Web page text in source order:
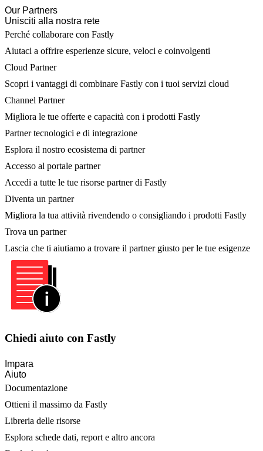
Our Partners
Unisciti alla nostra rete
Perché collaborare con Fastly
Aiutaci a offrire esperienze sicure, veloci e coinvolgenti
Cloud Partner
Scopri i vantaggi di combinare Fastly con i tuoi servizi cloud
Channel Partner
Migliora le tue offerte e capacità con i prodotti Fastly
Partner tecnologici e di integrazione
Esplora il nostro ecosistema di partner
Accesso al portale partner
Accedi a tutte le tue risorse partner di Fastly
Diventa un partner
Migliora la tua attività rivendendo o consigliando i prodotti Fastly
Trova un partner
Lascia che ti aiutiamo a trovare il partner giusto per le tue esigenze
Chiedi aiuto con Fastly
Impara
Aiuto
Documentazione
Ottieni il massimo da Fastly
Libreria delle risorse
Esplora schede dati, report e altro ancora